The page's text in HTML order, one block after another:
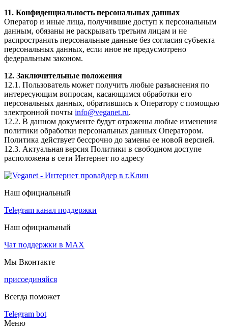
11. Конфиденциальность персональных данных
Оператор и иные лица, получившие доступ к персональным
данным, обязаны не раскрывать третьим лицам и не
распространять персональные данные без согласия субъекта
персональных данных, если иное не предусмотрено
федеральным законом.
12. Заключительные положения
12.1. Пользователь может получить любые разъяснения по
интересующим вопросам, касающимся обработки его
персональных данных, обратившись к Оператору с помощью
электронной почты info@veganet.ru.
12.2. В данном документе будут отражены любые изменения
политики обработки персональных данных Оператором.
Политика действует бессрочно до замены ее новой версией.
12.3. Актуальная версия Политики в свободном доступе
расположена в сети Интернет по адресу
Наш официальный
Telegram канал поддержки
Наш официальный
Чат поддержки в МАХ
Мы Вконтакте
присоединяйся
Всегда поможет
Telegram bot
Меню